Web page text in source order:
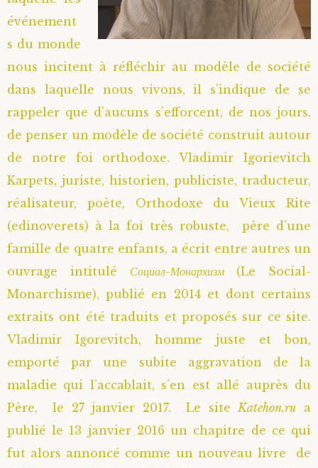
événement
s du monde
nous incitent à réfléchir au modèle de société
dans laquelle nous vivons, il s’indique de se
rappeler que d’aucuns s’efforcent, de nos jours,
de penser un modèle de société construit autour
de notre foi orthodoxe. Vladimir Igorievitch
Karpets, juriste, historien, publiciste, traducteur,
réalisateur, poète, Orthodoxe du Vieux Rite
(edinoverets) à la foi très robuste, père d’une
famille de quatre enfants, a écrit entre autres un
ouvrage intitulé Социал-Монархизм(Le Social-
Monarchisme), publié en 2014 et dont certains
extraits ont été traduits et proposés sur ce site.
Vladimir Igorevitch, homme juste et bon,
emporté par une subite aggravation de la
maladie qui l’accablait, s’en est allé auprès du
Père, le 27 janvier 2017. Le siteKatehon.ru a
publié le 13 janvier 2016 un chapitre de ce qui
fut alors annoncé comme un nouveau livre de